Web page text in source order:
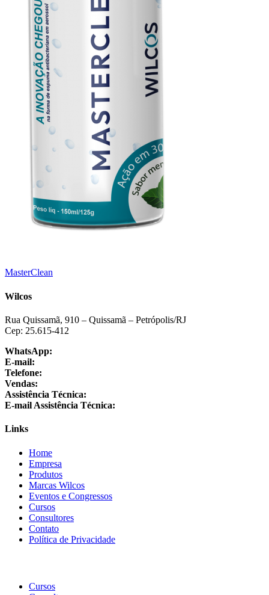
MasterClean
Wilcos
Rua Quissamã, 910 – Quissamã – Petrópolis/RJ
Cep: 25.615-412
WhatsApp:
E-mail:
Telefone:
Vendas:
Assistência Técnica:
E-mail Assistência Técnica:
Links
Home
Empresa
Produtos
Marcas Wilcos
Eventos e Congressos
Cursos
Consultores
Contato
Política de Privacidade
Cursos